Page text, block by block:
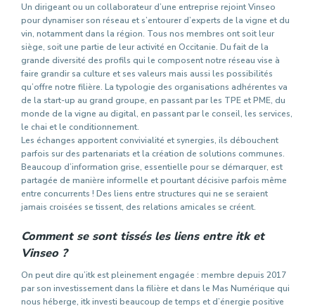
Un dirigeant ou un collaborateur d’une entreprise rejoint Vinseo
pour dynamiser son réseau et s’entourer d’experts de la vigne et du
vin, notamment dans la région. Tous nos membres ont soit leur
siège, soit une partie de leur activité en Occitanie. Du fait de la
grande diversité des profils qui le composent notre réseau vise à
faire grandir sa culture et ses valeurs mais aussi les possibilités
qu’offre notre filière. La typologie des organisations adhérentes va
de la start-up au grand groupe, en passant par les TPE et PME, du
monde de la vigne au digital, en passant par le conseil, les services,
le chai et le conditionnement.
Les échanges apportent convivialité et synergies, ils débouchent
parfois sur des partenariats et la création de solutions communes.
Beaucoup d’information grise, essentielle pour se démarquer, est
partagée de manière informelle et pourtant décisive parfois même
entre concurrents ! Des liens entre structures qui ne se seraient
jamais croisées se tissent, des relations amicales se créent.
Comment se sont tissés les liens entre itk et
Vinseo ?
On peut dire qu’itk est pleinement engagée : membre depuis 2017
par son investissement dans la filière et dans le Mas Numérique qui
nous héberge, itk investi beaucoup de temps et d’énergie positive